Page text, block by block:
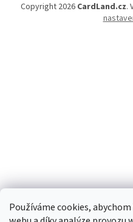
Používáme cookies,
Copyright 2026 CardLand.cz.